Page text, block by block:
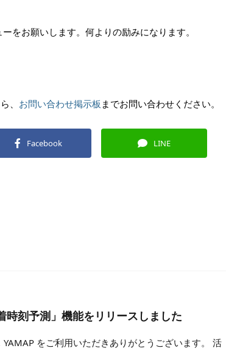
をお願いします。何よりの励みになります。
、 お問い合わせ掲示板 までお問い合わせください。
Facebook LINE
時刻予測」機能をリリースしました
YAMAP をご利用いただきありがとうございます。 活